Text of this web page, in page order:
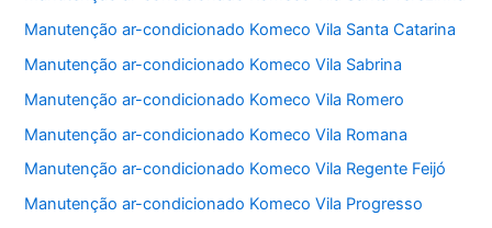
Manutenção ar-condicionado Komeco Vila Santa Catarina
Manutenção ar-condicionado Komeco Vila Sabrina
Manutenção ar-condicionado Komeco Vila Romero
Manutenção ar-condicionado Komeco Vila Romana
Manutenção ar-condicionado Komeco Vila Regente Feijó
Manutenção ar-condicionado Komeco Vila Progresso